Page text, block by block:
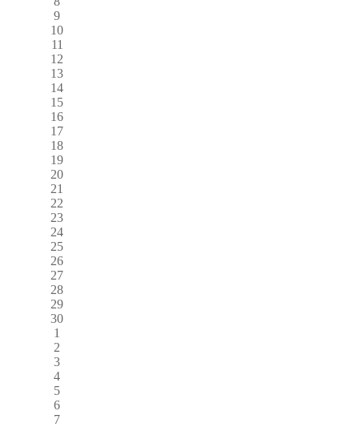
9
10
11
12
13
14
15
16
17
18
19
20
21
22
23
24
25
26
27
28
29
30
1
2
3
4
5
6
7